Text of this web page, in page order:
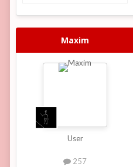
Maxim
User
257